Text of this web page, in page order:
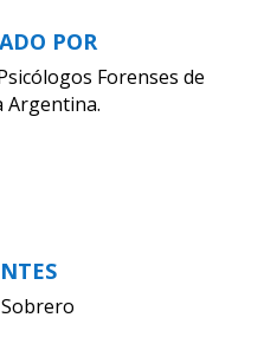
POR
Forenses de
Argentina.